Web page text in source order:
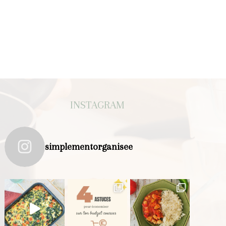
INSTAGRAM
simplementorganisee